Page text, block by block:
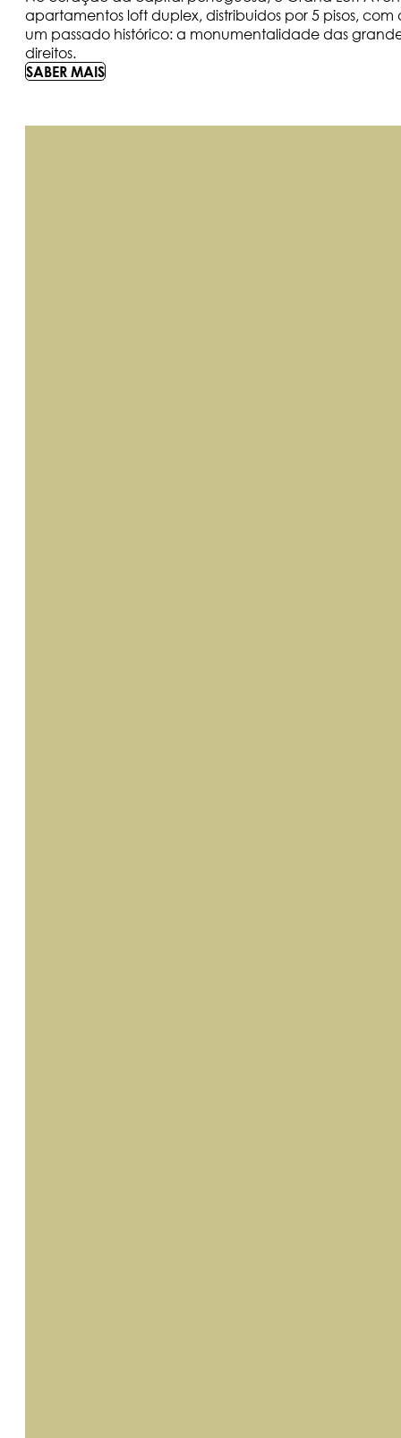
apartamentos loft duplex, distribuidos por 5 pisos,
um passado histórico: a monumentalidade das
direitos.
SABER MAIS